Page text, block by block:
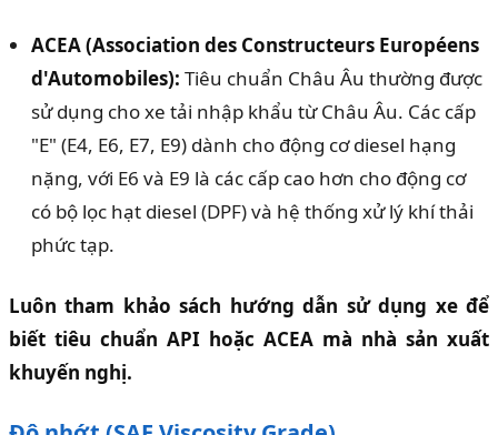
ACEA (Association des Constructeurs Européens
d'Automobiles): Tiêu chuẩn Châu Âu thường được
sử dụng cho xe tải nhập khẩu từ Châu Âu. Các cấp
"E" (E4, E6, E7, E9) dành cho động cơ diesel hạng
nặng, với E6 và E9 là các cấp cao hơn cho động cơ
có bộ lọc hạt diesel (DPF) và hệ thống xử lý khí thải
phức tạp.
Luôn tham khảo sách hướng dẫn sử dụng xe để
biết tiêu chuẩn API hoặc ACEA mà nhà sản xuất
khuyến nghị.